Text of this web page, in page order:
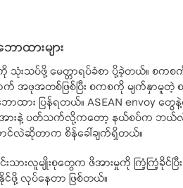
ထားများ
းသပ်ဖို့ မေတ္တာရပ်ခံစာ ပို့ခဲ့တယ်။ စကစ
စ်ဖြစ်ပြီး စကစကို မျက်နှာမူတဲ့ စစ်ဆ
ြန်ရတယ်။ ASEAN envoy တွေနဲ့တေ
ဖိအားနဲ့ ပတ်သက်လို့ကတော့ နယ်စပ်က ဘ
င်လဲဆိုတာက စိန်ခေါ်ချက်ရှိတယ်။
ားလူမျိုးစုတွေက ဖိအားမှုကို ကြံ့ကြံ့ခိုင်ပြီ
ဖို့ လုပ်နေတာ ဖြစ်တယ်။